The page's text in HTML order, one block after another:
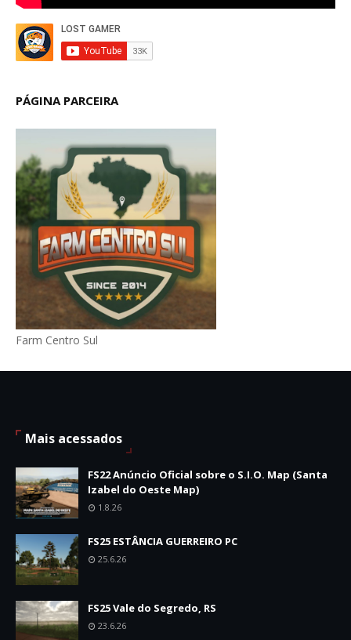
PÁGINA PARCEIRA
Farm Centro Sul
Mais acessados
FS22 Anúncio Oficial sobre o S.I.O. Map (Santa
Izabel do Oeste Map)
1.8.26
FS25 ESTÂNCIA GUERREIRO PC
25.6.26
FS25 Vale do Segredo, RS
23.6.26